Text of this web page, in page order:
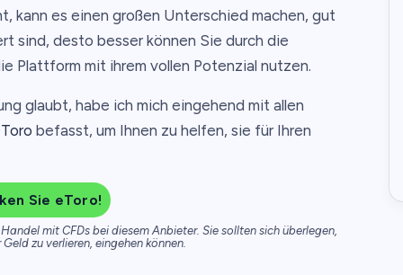
kann es einen großen Unterschied machen, gut
sind, desto besser können Sie durch die
Plattform mit ihrem vollen Potenzial nutzen.
glaubt, habe ich mich eingehend mit allen
befasst, um Ihnen zu helfen, sie für Ihren
Sie eToro!
mit CFDs bei diesem Anbieter. Sie sollten sich überlegen,
zu verlieren, eingehen können.